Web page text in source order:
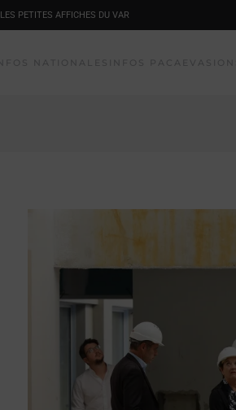
LES PETITES AFFICHES DU VAR